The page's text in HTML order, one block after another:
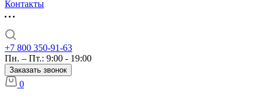
Контакты
+7 800 350-91-63
Пн. – Пт.: 9:00 - 19:00
Заказать звонок
0